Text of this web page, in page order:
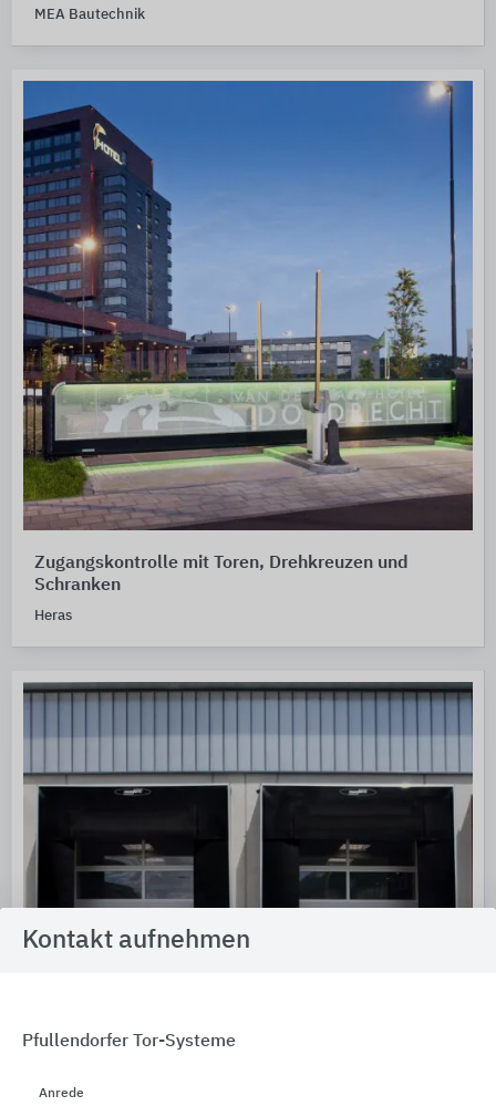
MEA Bautechnik
Zugangskontrolle mit Toren, Drehkreuzen und
Schranken
Heras
Kontakt aufnehmen
Pfullendorfer Tor-Systeme
Anrede